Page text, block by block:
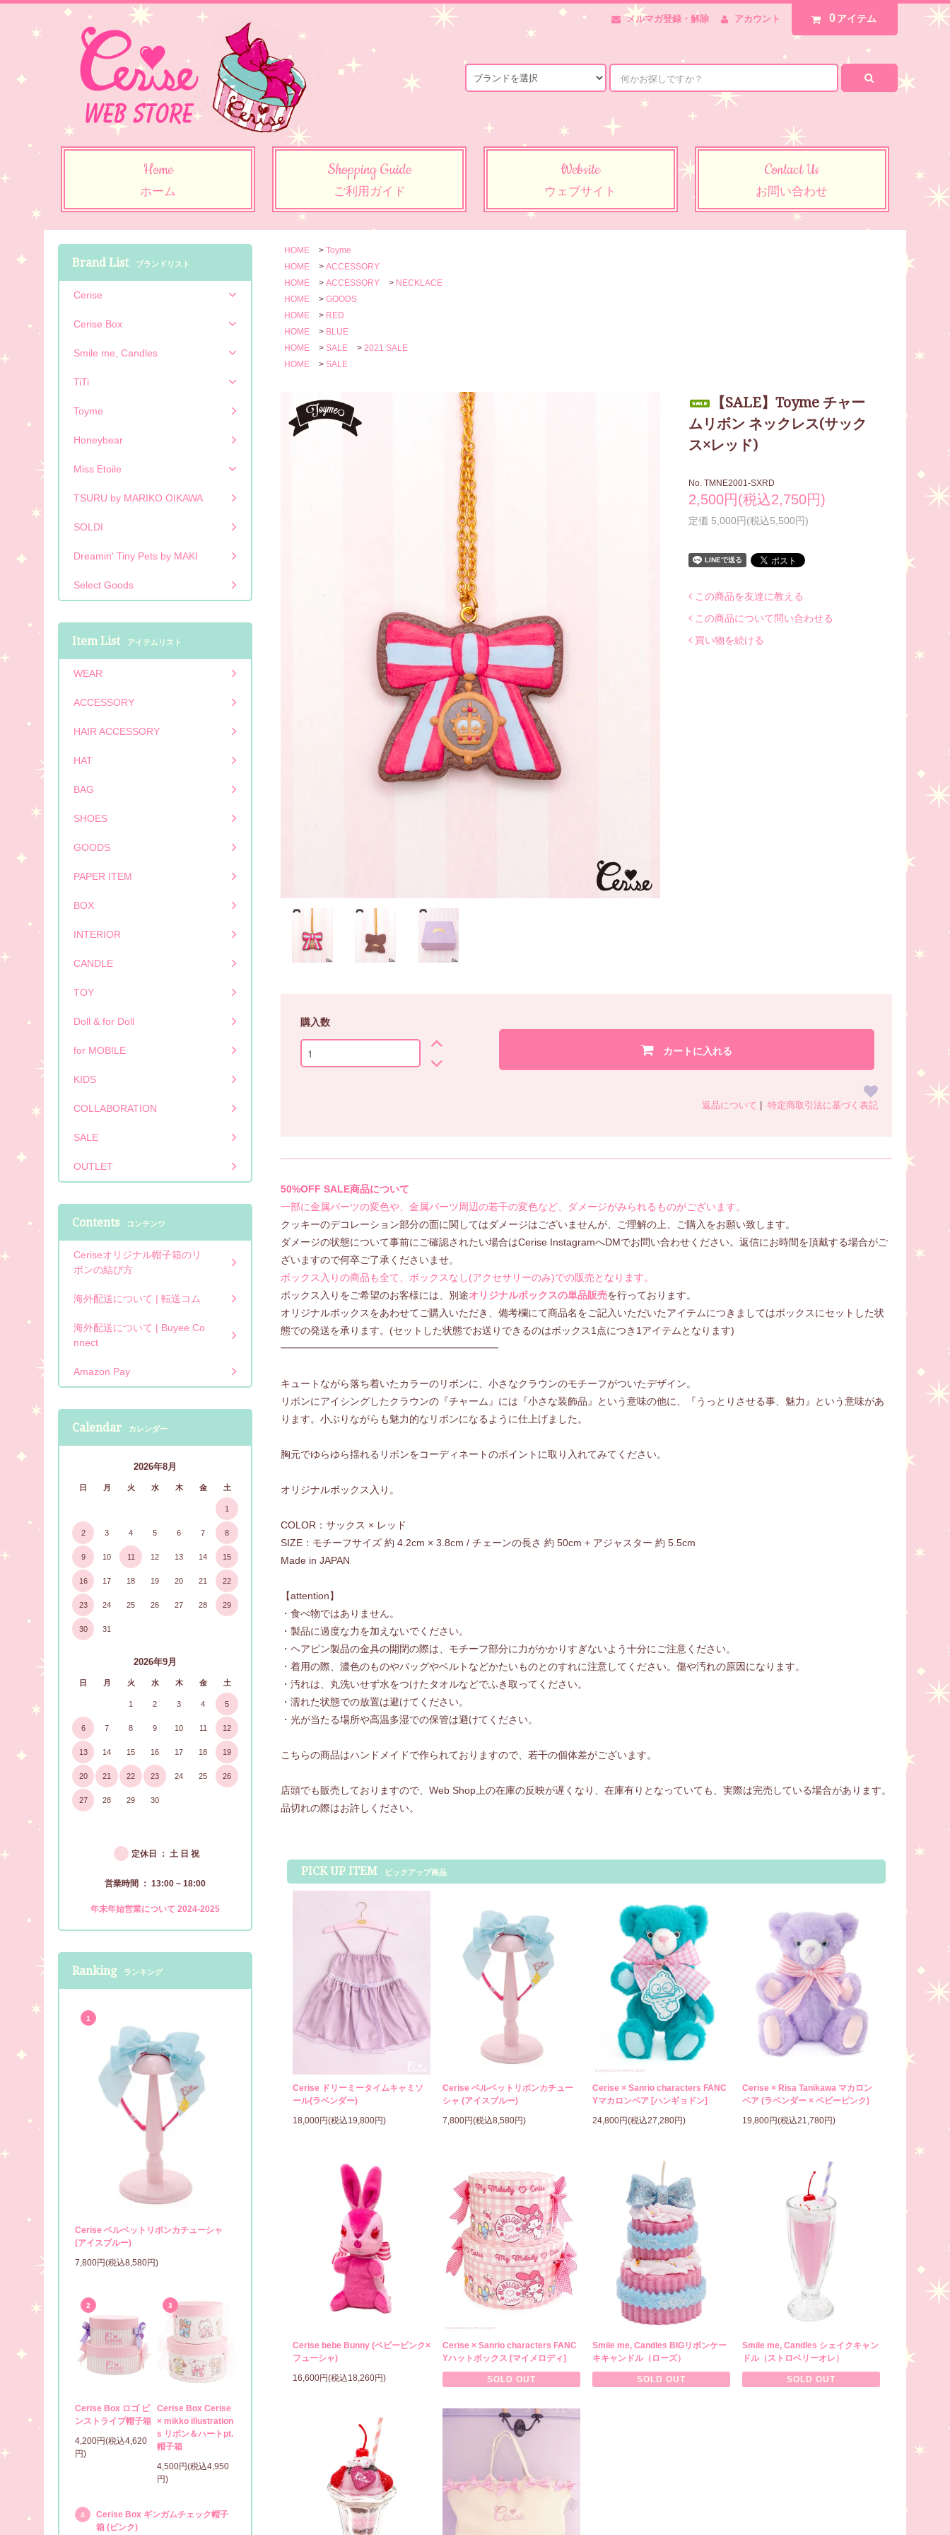
メルマガ登録・解除 アカウント 0 アイテム
Home
ホーム
Shopping Guide
ご利用ガイド
Website
ウェブサイト
Contact Us
お問い合わせ
HOME > Toyme
HOME
> ACCESSORY
HOME
> ACCESSORY > NECKLACE
HOME
> GOODS
HOME
> RED
HOME
> BLUE
HOME
> SALE > 2021 SALE
HOME
> SALE
【SALE】Toyme チャー
ムリボン ネックレス(サック
ス×レッド)
No. TMNE2001-SXRD
2,500円(税込2,750円)
定価 5,000円(税込5,500円)
この商品を友達に教える
この商品について問い合わせる
買い物を続ける
購入数
カートに入れる
返品について 特定商取引法に基づく表記
50%OFF SALE商品について
一部に金属パーツの変色や、金属パーツ周辺の若干の変色など、ダメージがみられるものがございます。
クッキーのデコレーション部分の面に関してはダメージはございませんが、ご理解の上、ご購入をお願い致します。
ダメージの状態について事前にご確認されたい場合はCerise InstagramへDMでお問い合わせください。返信にお時間を頂戴する場合がご
ざいますので何卒ご了承くださいませ。
ボックス入りの商品も全て、ボックスなし(アクセサリーのみ)での販売となります。
ボックス入りをご希望のお客様には、別途オリジナルボックスの単品販売を行っております。
オリジナルボックスをあわせてご購入いただき、備考欄にて商品名をご記入いただいたアイテムにつきましてはボックスにセットした状
態での発送を承ります。(セットした状態でお送りできるのはボックス1点につき1アイテムとなります)
━━━━━━━━━━━━━━━━━━━━━━
キュートながら落ち着いたカラーのリボンに、小さなクラウンのモチーフがついたデザイン。
リボンにアイシングしたクラウンの『チャーム』には『小さな装飾品』という意味の他に、『うっとりさせる事、魅力』という意味があ
ります。小ぶりながらも魅力的なリボンになるように仕上げました。
胸元でゆらゆら揺れるリボンをコーディネートのポイントに取り入れてみてください。
オリジナルボックス入り。
COLOR：サックス × レッド
SIZE：モチーフサイズ 約 4.2cm × 3.8cm / チェーンの長さ 約 50cm + アジャスター 約 5.5cm
Made in JAPAN
【attention】
・食べ物ではありません。
・製品に過度な力を加えないでください。
・ヘアピン製品の金具の開閉の際は、モチーフ部分に力がかかりすぎないよう十分にご注意ください。
・着用の際、濃色のものやバッグやベルトなどかたいものとのすれに注意してください。傷や汚れの原因になります。
・汚れは、丸洗いせず水をつけたタオルなどでふき取ってください。
・濡れた状態での放置は避けてください。
・光が当たる場所や高温多湿での保管は避けてください。
こちらの商品はハンドメイドで作られておりますので、若干の個体差がございます。
店頭でも販売しておりますので、Web Shop上の在庫の反映が遅くなり、在庫有りとなっていても、実際は完売している場合があります。
品切れの際はお許しください。
PICK UP ITEM ピックアップ商品
Cerise ドリーミータイムキャミソ
ール(ラベンダー)
18,000円(税込19,800円)
Cerise ベルベットリボンカチュー
シャ (アイスブルー)
7,800円(税込8,580円)
Cerise × Sanrio characters FANC
Yマカロンベア [ハンギョドン]
24,800円(税込27,280円)
Cerise × Risa Tanikawa マカロン
ベア (ラベンダー × ベビーピンク)
19,800円(税込21,780円)
Cerise bebe Bunny (ベビーピンク×
フューシャ)
16,600円(税込18,260円)
Cerise × Sanrio characters FANC
Yハットボックス [マイメロディ]
SOLD OUT
Smile me, Candles BIGリボンケー
キキャンドル（ローズ）
SOLD OUT
Smile me, Candles シェイクキャン
ドル（ストロベリーオレ）
SOLD OUT
Brand List ブランドリスト
Cerise
Cerise Box
Smile me, Candles
TiTi
Toyme
Honeybear
Miss Etoile
TSURU by MARIKO OIKAWA
SOLDI
Dreamin' Tiny Pets by MAKI
Select Goods
Item List アイテムリスト
WEAR
ACCESSORY
HAIR ACCESSORY
HAT
BAG
SHOES
GOODS
PAPER ITEM
BOX
INTERIOR
CANDLE
TOY
Doll & for Doll
for MOBILE
KIDS
COLLABORATION
SALE
OUTLET
Contents コンテンツ
Ceriseオリジナル帽子箱のリ
ボンの結び方
海外配送について | 転送コム
海外配送について | Buyee Co
nnect
Amazon Pay
Calendar カレンダー
2026年8月
日 月 火 水 木 金 土
1
2 3 4 5 6 7 8
9 10 11 12 13 14 15
16 17 18 19 20 21 22
23 24 25 26 27 28 29
30 31
2026年9月
日 月 火 水 木 金 土
1 2 3 4 5
6 7 8 9 10 11 12
13 14 15 16 17 18 19
20 21 22 23 24 25 26
27 28 29 30
● 定休日 ： 土 日 祝
営業時間 ： 13:00 ~ 18:00
年末年始営業について 2024-2025
Ranking ランキング
1
Cerise ベルベットリボンカチューシャ
(アイスブルー)
7,800円(税込8,580円)
2
Cerise Box ロゴ ピ
ンストライプ帽子箱
4,200円(税込4,620
円)
3
Cerise Box Cerise
× mikko illustration
s リボン＆ハートpt.
帽子箱
4,500円(税込4,950
円)
4
Cerise Box ギンガムチェック帽子
箱 (ピンク)